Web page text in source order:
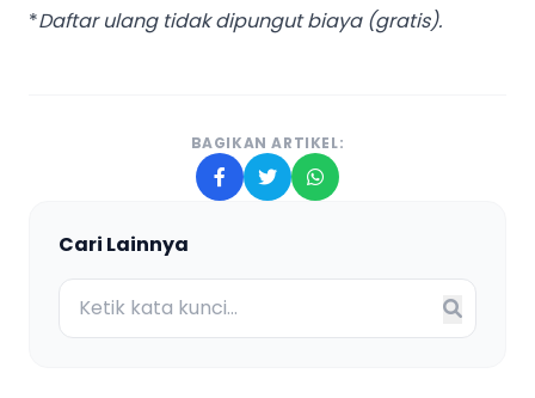
*Daftar ulang tidak dipungut biaya (gratis).
BAGIKAN ARTIKEL:
Cari Lainnya